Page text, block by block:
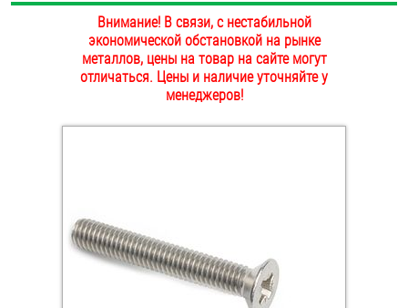
НАШИ МАГАЗИНЫ
Дюбели
Инструмент
Крюки, кольца с метрической резьбой
Внимание! В связи, с нестабильной
экономической обстановкой на рынке
металлов, цены на товар на сайте могут
отличаться. Цены и наличие уточняйте у
менеджеров!